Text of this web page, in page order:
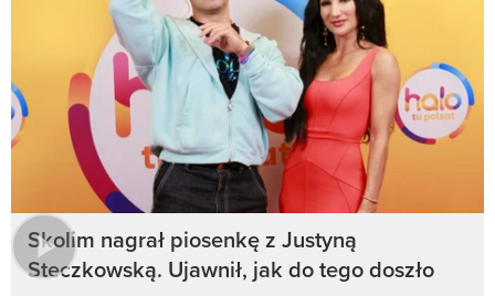
Skolim nagrał piosenkę z Justyną
Steczkowską. Ujawnił, jak do tego doszło